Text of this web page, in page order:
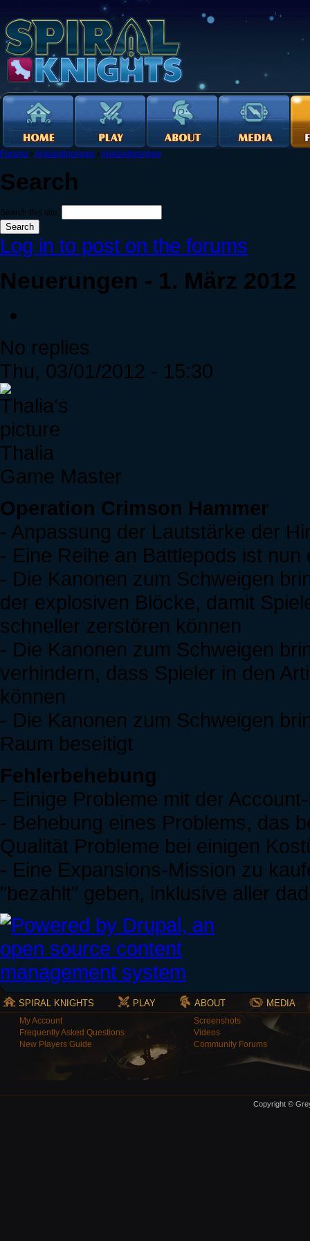
Forums › Ankündigungen › Ankündigungen
Search
Search this site:
Log in to post on the forums
Neuerungen - 1. März 2012
No replies
Thu, 03/01/2012 - 15:30
Thalia
Game Master
Operation Crimson Hammer
- Anpassung der Lautstärke der
- Eine Reihe an Battlepods ist
- Die Kanonen zum Schweigen
der explosiven Blöcke, damit
schneller zerstören können
- Die Kanonen zum Schweigen
verhindern, dass Spieler in den
können
- Die Kanonen zum Schweigen
Raum beseitigt
Fehlerbehebung
- Einige Probleme mit der
- Behebung eines Problems, das
Qualität Probleme bei einigen
- Eine Expansions-Mission zu
"bezahlt" geben, inklusive aller
SPIRAL KNIGHTS PLAY ABOUT MEDIA
My Account
Frequently Asked Questions
New Players Guide
Screenshots
Videos
Community Forums
Copyright ©